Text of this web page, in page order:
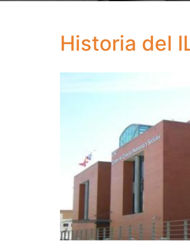
Historia del